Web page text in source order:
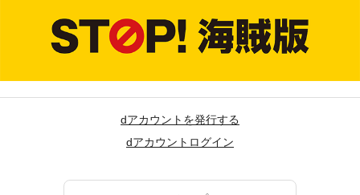
dアカウントを発行する
dアカウントログイン